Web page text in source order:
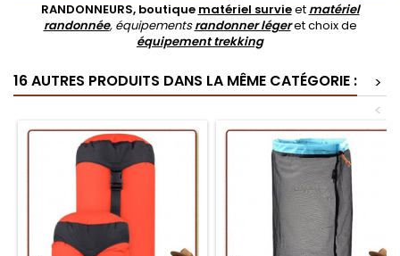
RANDONNEURS, boutique matériel survieet matériel
randonnée, équipementsrandonner légeret choix de
équipement trekking
16 AUTRES PRODUITS DANS LA MÊME CATÉGORIE :
>
<